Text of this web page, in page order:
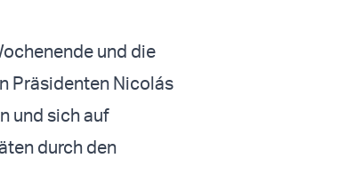
und die
Präsidenten Nicolás
und sich auf
durch den